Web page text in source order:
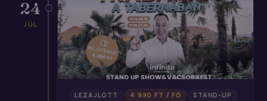
24
JÚL
LEZAJLOTT 4 990 FT / FŐ STAND-UP